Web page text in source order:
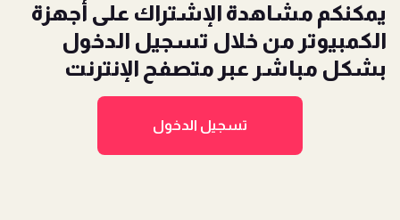
يمكنكم مشاهدة الإشتراك على أجهزة
الكمبيوتر من خلال تسجيل الدخول
بشكل مباشر عبر متصفح الإنترنت
تسجيل الدخول